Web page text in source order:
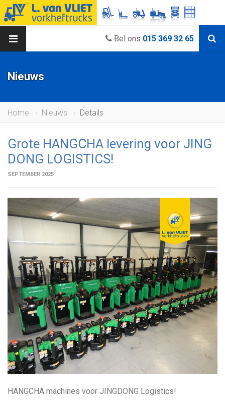
Bel ons 015 369 32 65
Nieuws
Home Nieuws Details
Grote HANGCHA levering voor JING
DONG LOGISTICS!
SEPTEMBER 2025
HANGCHA machines voor JINGDONG Logistics!